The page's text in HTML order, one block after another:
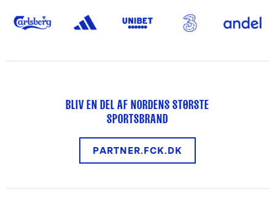
BLIV EN DEL AF NORDENS STØRSTE
SPORTSBRAND
PARTNER.FCK.DK